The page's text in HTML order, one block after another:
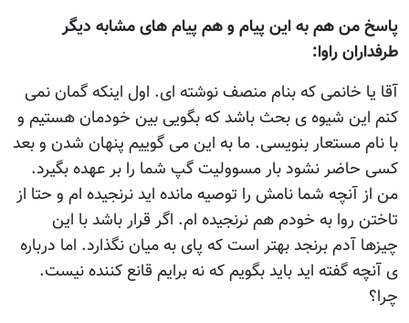
پاسخ من هم به اين پيام و هم پيام های مشابه ديگر
طرفداران راوا:
آقا يا خانمی که بنام منصف نوشته ای. اول اينکه گمان نمی
کنم اين شيوه ی بحث باشد که بگويی بين خودمان هستيم و
با نام مستعار بنويسی. ما به اين می گوييم پنهان شدن و بعد
کسی حاضر نشود بار مسووليت گپ شما را بر عهده بگيرد.
من از آنچه شما نامش را توصيه مانده ايد نرنجيده ام و حتا از
تاختن روا به خودم هم نرنجيده ام. اگر قرار باشد با اين
چيزها آدم برنجد بهتر است که پای به ميان نگذارد. اما درباره
ی آنچه گفته ايد بايد بگويم که نه برايم قانع کننده نيست.
چرا؟